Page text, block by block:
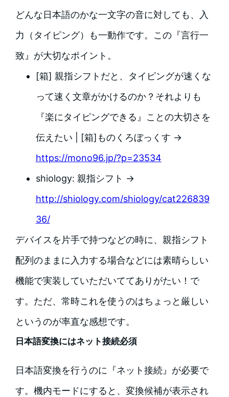
どんな日本語のかな一文字の音に対しても、入
力（タイピング）も一動作です。この『言行一
致』が大切なポイント。
[箱] 親指シフトだと、タイピングが速くな
って速く文章がかけるのか？それよりも
『楽にタイピングできる』ことの大切さを
伝えたい | [箱]ものくろぼっくす →
https://mono96.jp/?p=23534
shiology: 親指シフト →
http://shiology.com/shiology/cat226839
36/
デバイスを片手で持つなどの時に、親指シフト
配列のままに入力する場合などには素晴らしい
機能で実装していただいててありがたい！で
す。ただ、常時これを使うのはちょっと厳しい
というのが率直な感想です。
日本語変換にはネット接続必須
日本語変換を行うのに『ネット接続』が必要で
す。機内モードにすると、変換候補が表示され